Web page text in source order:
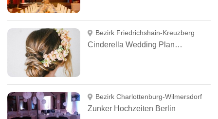
Bezirk Friedrichshain-Kreuzberg
Cinderella Wedding Planner
Bezirk Charlottenburg-Wilmersdorf
Zunker Hochzeiten Berlin